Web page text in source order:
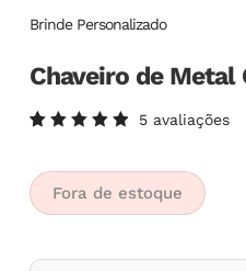
Brinde Personalizado
Chaveiro de Metal
5.00de
5, com
baseado
em
clientes
5avaliações
Fora de estoque